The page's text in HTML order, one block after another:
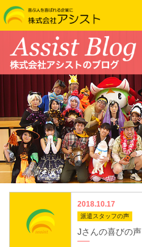
2018.10.17
派遣スタッフの声
Jさんの喜びの声